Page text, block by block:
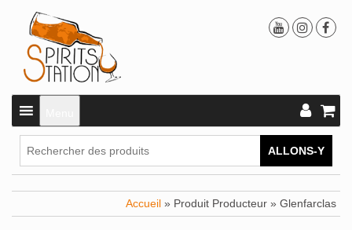
ALLONS-Y
Accueil » Produit Producteur » Glenfarclas